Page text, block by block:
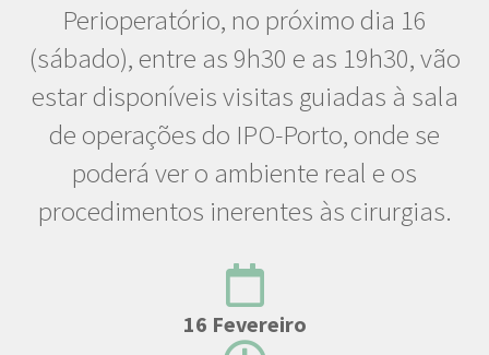
Perioperatório, no próximo dia 16
(sábado), entre as 9h30 e as 19h30, vão
estar disponíveis visitas guiadas à sala
de operações do IPO-Porto, onde se
poderá ver o ambiente real e os
procedimentos inerentes às cirurgias.
16 Fevereiro